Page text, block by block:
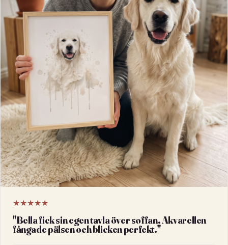
★★★★★
"Bella fick sin egen tavla över soffan. Akvarellen
fångade pälsen och blicken perfekt."